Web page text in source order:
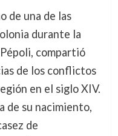
de una de las
durante la
compartió
de los conflictos
en el siglo XIV.
de su nacimiento,
de